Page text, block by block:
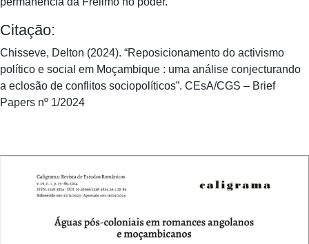
Citação:
Chisseve, Delton (2024). “Reposicionamento do activismo
político e social em Moçambique : uma análise conjecturando
a eclosão de conflitos sociopolíticos”. CEsA/CGS – Brief
Papers nº 1/2024